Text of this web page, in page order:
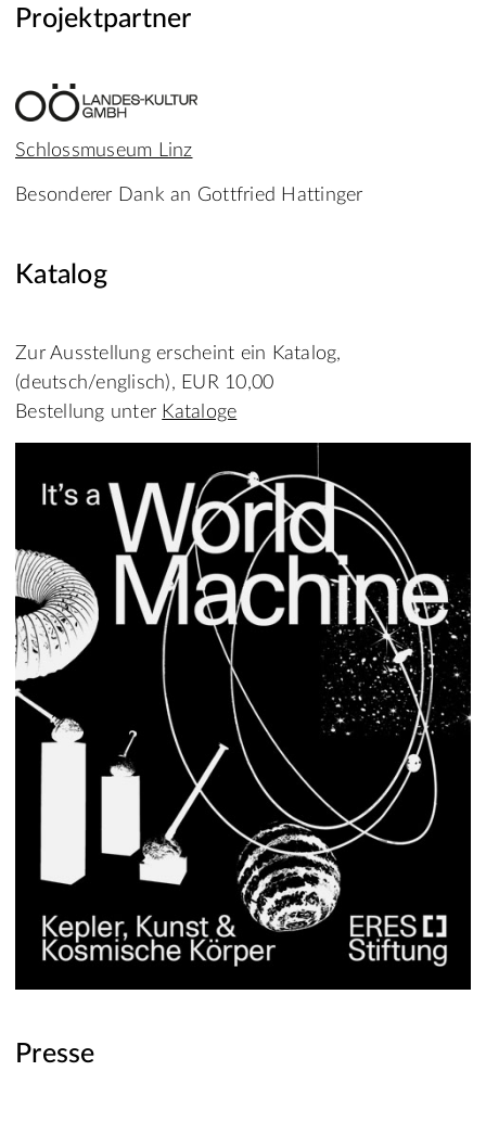
Projektpartner
Schlossmuseum Linz
Besonderer Dank an Gottfried Hattinger
Katalog
Zur Ausstellung erscheint ein Katalog,
(deutsch/englisch), EUR 10,00
Bestellung unter Kataloge
Presse